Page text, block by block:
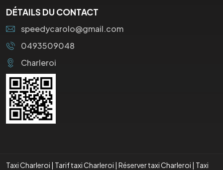
DÉTAILS DU CONTACT
speedycarolo@gmail.com
0493509048
Charleroi
Taxi Charleroi | Tarif taxi Charleroi | Réserver taxi Charleroi | Taxi